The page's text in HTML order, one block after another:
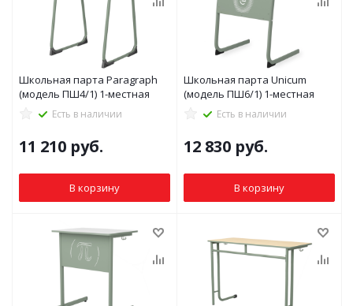
Школьная парта Paragraph
(модель ПШ4/1) 1-местная
Есть в наличии
11 210 руб.
В корзину
Школьная парта Unicum
(модель ПШ6/1) 1-местная
Есть в наличии
12 830 руб.
В корзину